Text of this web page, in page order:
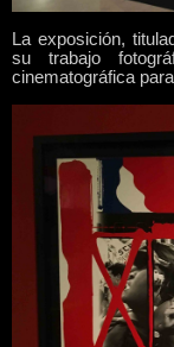
La exposición,
su trabajo
cinematográfica